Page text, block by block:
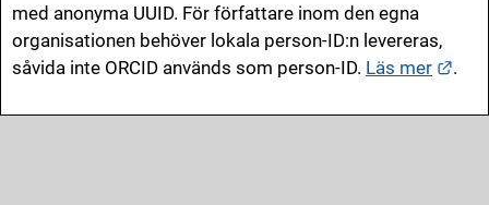
med anonyma UUID. För författare inom den egna
organisationen behöver lokala person-ID:n levereras,
såvida inte ORCID används som person-ID. Läs mer .